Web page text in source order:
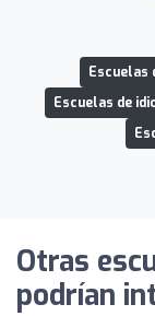
Escuelas
Escuelas de
Otras
podrían